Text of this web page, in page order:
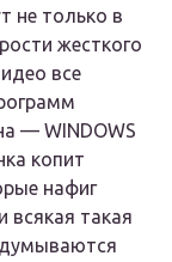
не только в
жесткого
все
— WINDOWS
копит
нафиг
всякая такая